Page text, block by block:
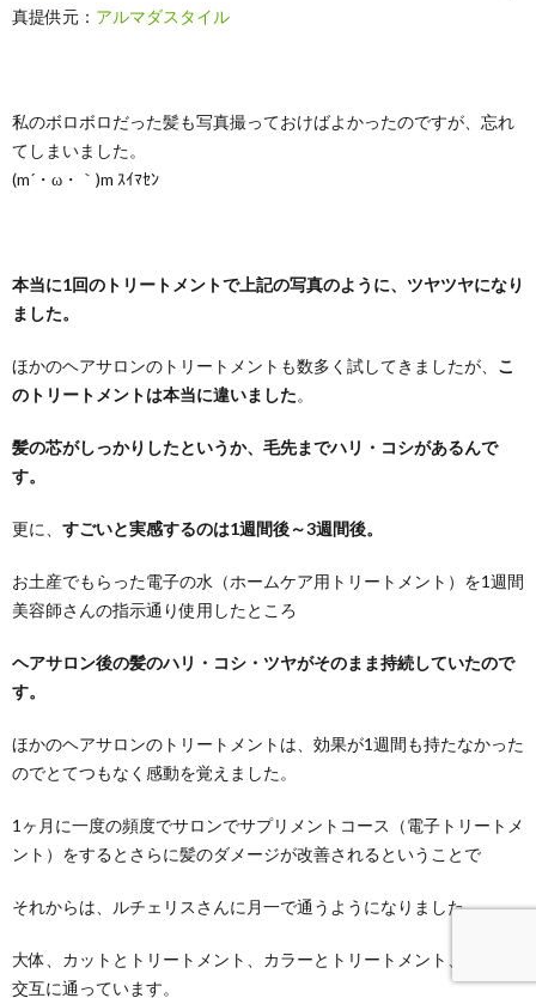
真提供元： アルマダスタイル
私のボロボロだった髪も写真撮っておけばよかったのですが、忘れ
てしまいました。
(m´・ω・｀)m ｽｲﾏｾﾝ
本当に1回のトリートメントで上記の写真のように、ツヤツヤになり
ました。
ほかのヘアサロンのトリートメントも数多く試してきましたが、 こ
のトリートメントは本当に違いました。
髪の芯がしっかりしたというか、毛先までハリ・コシがあるんで
す。
更に、 すごいと実感するのは1週間後～3週間後。
お土産でもらった電子の水（ホームケア用トリートメント）を1週間
美容師さんの指示通り使用したところ
ヘアサロン後の髪のハリ・コシ・ツヤがそのまま持続していたので
す。
ほかのヘアサロンのトリートメントは、効果が1週間も持たなかった
のでとてつもなく感動を覚えました。
1ヶ月に一度の頻度でサロンでサプリメントコース（電子トリートメ
ント）をするとさらに髪のダメージが改善されるということで
それからは、ルチェリスさんに月一で通うようになりました。
大体、カットとトリートメント、カラーとトリートメント、で毎月
交互に通っています。